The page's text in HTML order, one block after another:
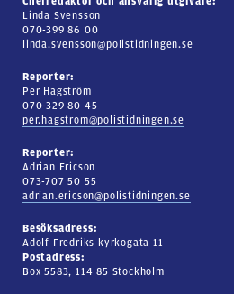
Linda Svensson
070-399 86 00
linda.svensson@polistidningen.se
Reporter:
Per Hagström
070-329 80 45
per.hagstrom@polistidningen.se
Reporter:
Adrian Ericson
073-707 50 55
adrian.ericson@polistidningen.se
Besöksadress:
Adolf Fredriks kyrkogata 11
Postadress:
Box 5583, 114 85 Stockholm